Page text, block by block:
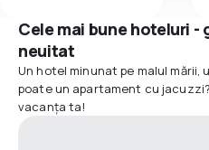
Cele mai bune hoteluri -
neuitat
Un hotel minunat pe malul
poate un apartament cu
vacanța ta!